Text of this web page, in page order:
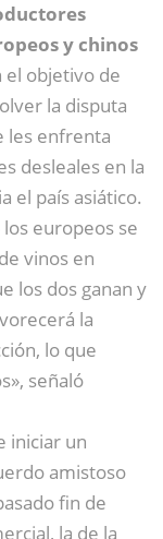
y chinos
el objetivo de
la disputa
les enfrenta
desleales en la
el país asiático.
europeos se
vinos en
los dos ganan y
la
lo que
señaló
iniciar un
amistoso
fin de
la de la